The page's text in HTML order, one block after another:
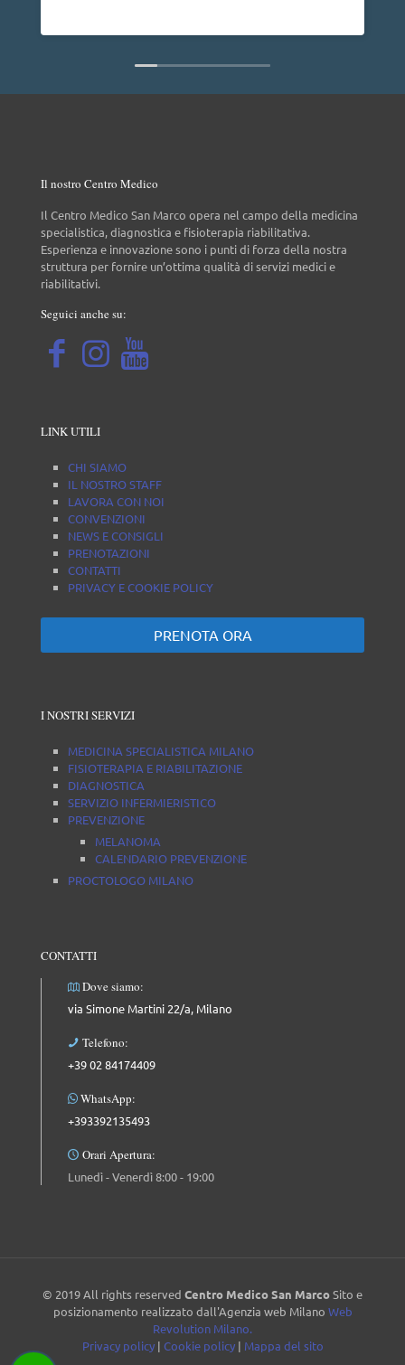
Il nostro Centro Medico
Il Centro Medico San Marco opera nel campo della medicina
specialistica, diagnostica e fisioterapia riabilitativa.
Esperienza e innovazione sono i punti di forza della nostra
struttura per fornire un’ottima qualità di servizi medici e
riabilitativi.
Seguici anche su:
LINK UTILI
CHI SIAMO
IL NOSTRO STAFF
LAVORA CON NOI
CONVENZIONI
NEWS E CONSIGLI
PRENOTAZIONI
CONTATTI
PRIVACY E COOKIE POLICY
PRENOTA ORA
I NOSTRI SERVIZI
MEDICINA SPECIALISTICA MILANO
FISIOTERAPIA E RIABILITAZIONE
DIAGNOSTICA
SERVIZIO INFERMIERISTICO
PREVENZIONE
MELANOMA
CALENDARIO PREVENZIONE
PROCTOLOGO MILANO
CONTATTI
Dove siamo:
via Simone Martini 22/a, Milano
Telefono:
+39 02 84174409
WhatsApp:
+393392135493
Orari Apertura:
Lunedì - Venerdì 8:00 - 19:00
© 2019 All rights reserved Centro Medico San MarcoSito e
posizionamento realizzato dall'Agenzia web Milano Web
Revolution Milano.
Privacy policy| Cookie policy| Mappa del sito